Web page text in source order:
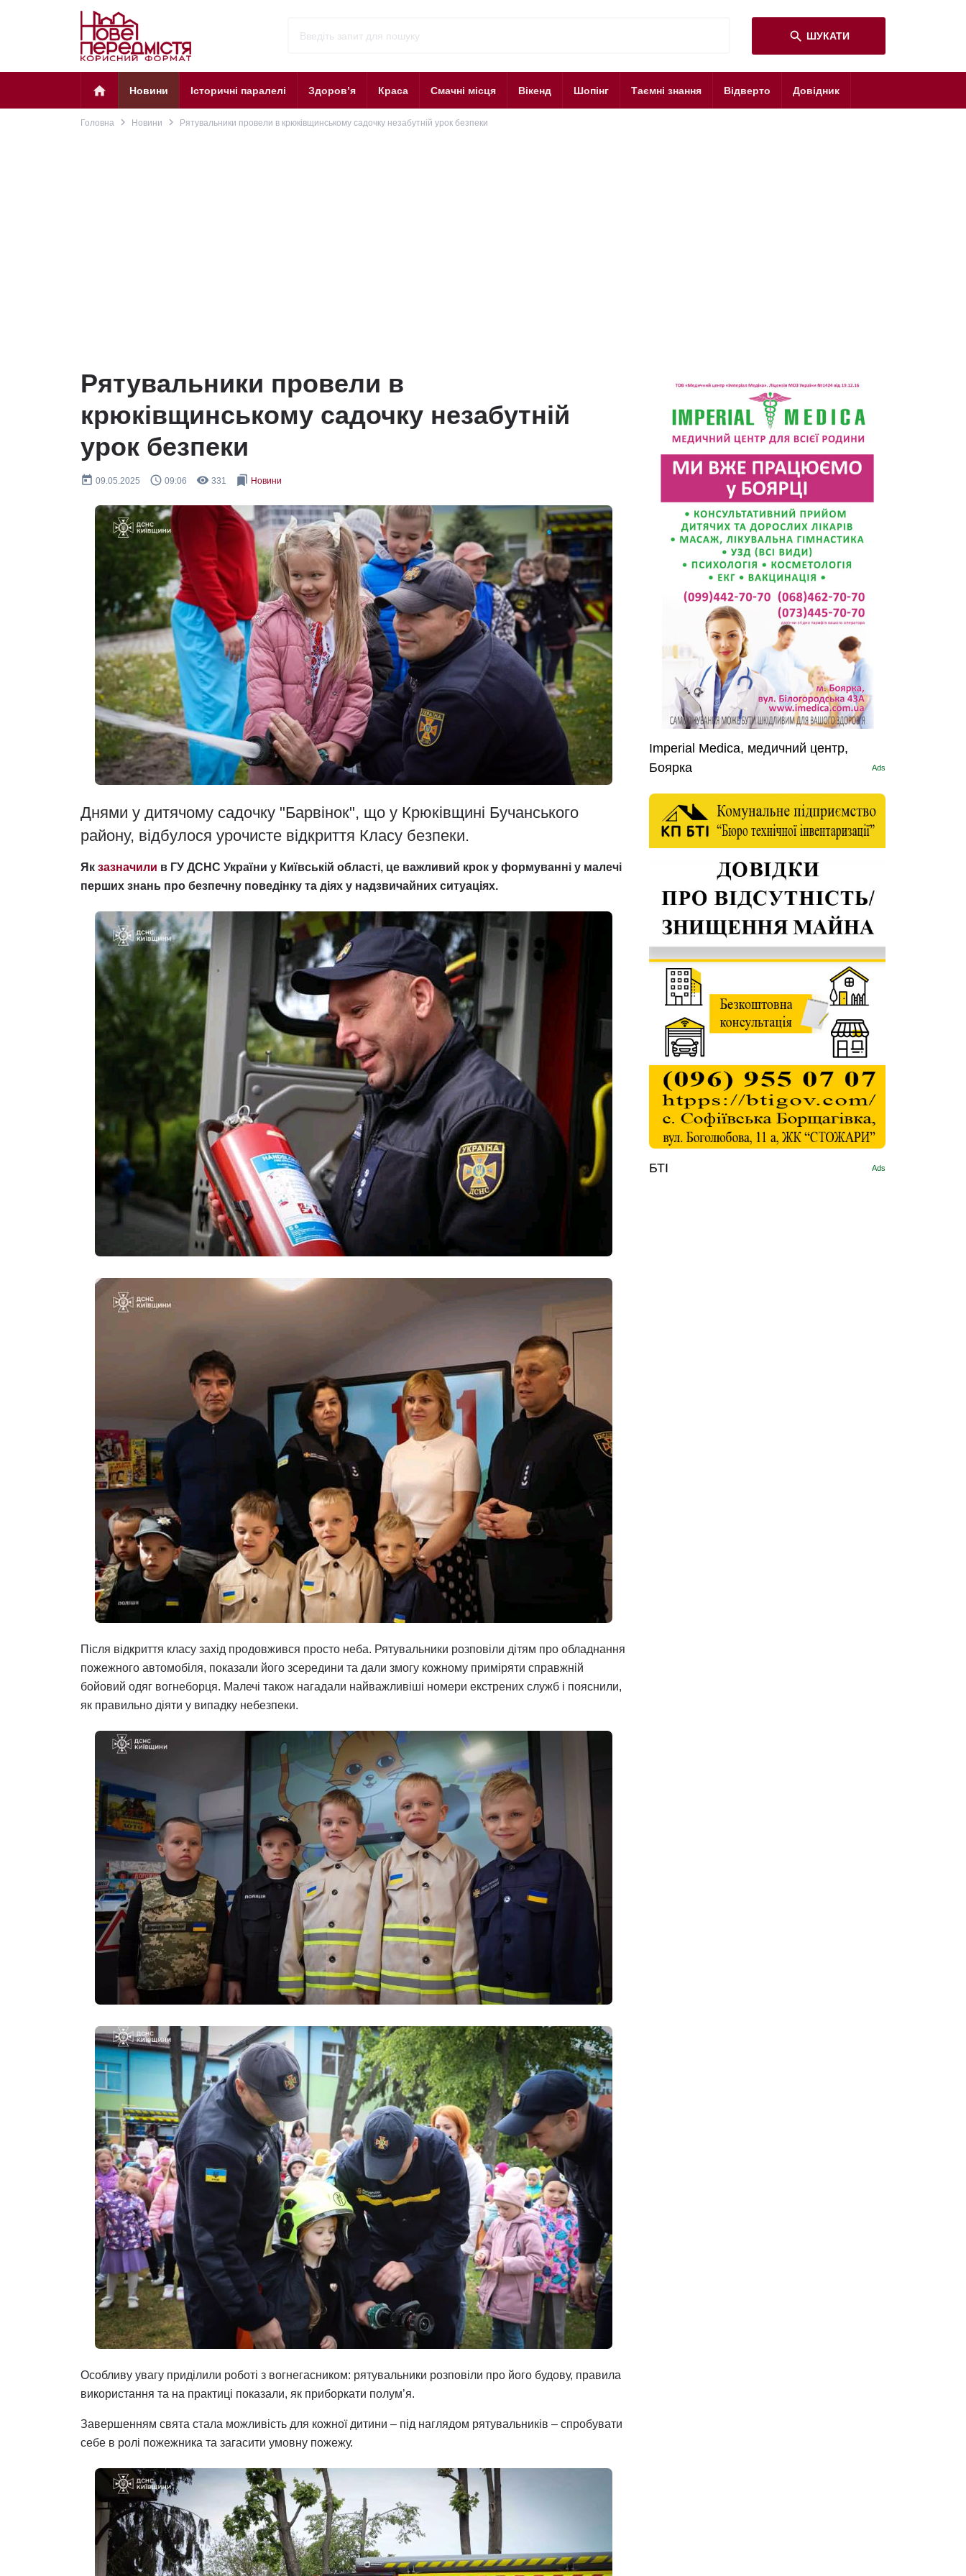
search ШУКАТИ
home Новини Історичні паралелі Здоров’я Краса Смачні місця Вікенд Шопінг Таємні знання Відверто Довідник
Головна navigate_next Новини navigate_next Рятувальники провели в крюківщинському садочку незабутній урок безпеки
Рятувальники провели в
крюківщинському садочку незабутній
урок безпеки
today 09.05.2025 query_builder 09:06 remove_red_eye 331 bookmarks Новини
Днями у дитячому садочку "Барвінок", що у Крюківщині Бучанського
району, відбулося урочисте відкриття Класу безпеки.
Як зазначили в ГУ ДСНС України у Київській області, це важливий крок у формуванні у малечі
перших знань про безпечну поведінку та діях у надзвичайних ситуаціях.
Після відкриття класу захід продовжився просто неба. Рятувальники розповіли дітям про обладнання
пожежного автомобіля, показали його зсередини та дали змогу кожному приміряти справжній
бойовий одяг вогнеборця. Малечі також нагадали найважливіші номери екстрених служб і пояснили,
як правильно діяти у випадку небезпеки.
Особливу увагу приділили роботі з вогнегасником: рятувальники розповіли про його будову, правила
використання та на практиці показали, як приборкати полум’я.
Завершенням свята стала можливість для кожної дитини – під наглядом рятувальників – спробувати
себе в ролі пожежника та загасити умовну пожежу.
Imperial Medica, медичний центр,
Боярка
Ads
БТІ Ads